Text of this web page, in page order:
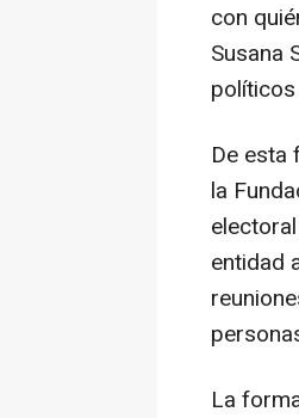
con
Susana
De esta
la
entidad
La